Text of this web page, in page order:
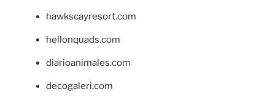
hawkscayresort.com
hellonquads.com
diarioanimales.com
decogaleri.com